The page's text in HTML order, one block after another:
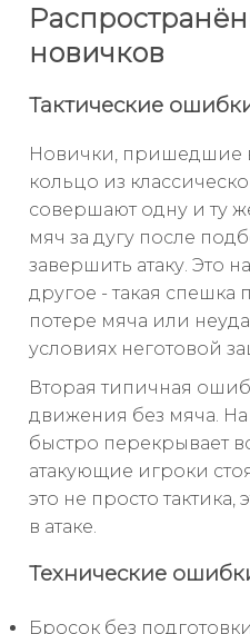
новичков
Тактические
Новички, пришедшие
кольцо из
совершают одну и ту
мяч за дугу после
завершить атаку. Это
другое - такая спешка
потере мяча или
условиях неготовой
Вторая типичная
движения без мяча.
быстро перекрывает
атакующие игроки
это не просто
в атаке.
Технические
Бросок без